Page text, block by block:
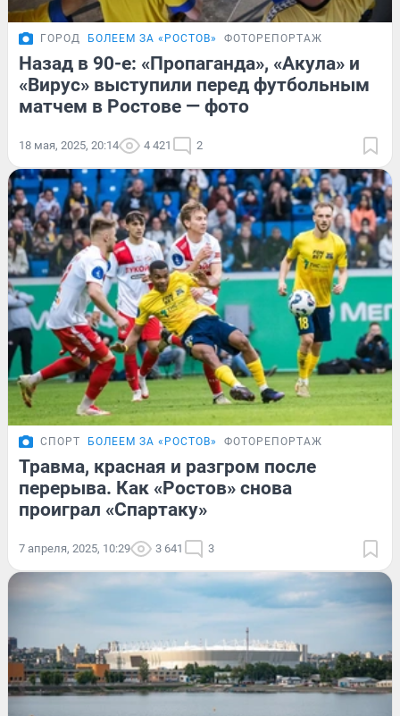
ГОРОД БОЛЕЕМ ЗА «РОСТОВ» ФОТОРЕПОРТАЖ
Назад в 90-е: «Пропаганда», «Акула» и
«Вирус» выступили перед футбольным
матчем в Ростове — фото
18 мая, 2025, 20:14 4 421 2
СПОРТ БОЛЕЕМ ЗА «РОСТОВ» ФОТОРЕПОРТАЖ
Травма, красная и разгром после
перерыва. Как «Ростов» снова
проиграл «Спартаку»
7 апреля, 2025, 10:29 3 641 3